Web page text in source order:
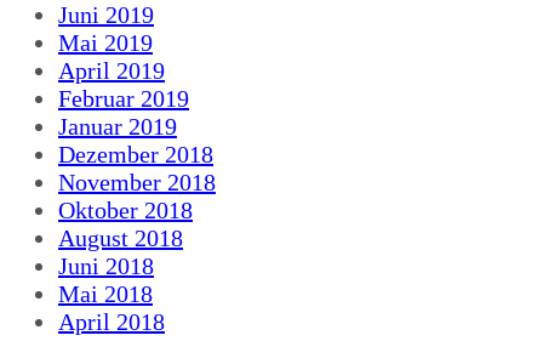
Juni 2019
Mai 2019
April 2019
Februar 2019
Januar 2019
Dezember 2018
November 2018
Oktober 2018
August 2018
Juni 2018
Mai 2018
April 2018